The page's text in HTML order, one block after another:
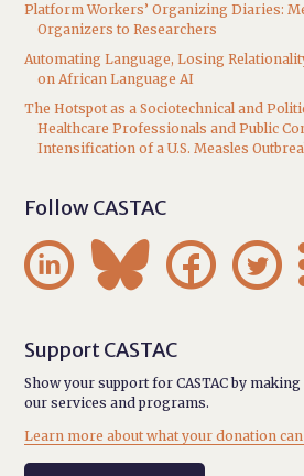
Platform Workers’ Organizing Diaries:
Organizers to Researchers
Automating Language, Losing
on African Language AI
The Hotspot as a Sociotechnical and
Healthcare Professionals and Public
Intensification of a U.S. Measles
Follow CASTAC
   
Support CASTAC
Show your support for CASTAC by
our services and programs.
Learn more about what your donation can